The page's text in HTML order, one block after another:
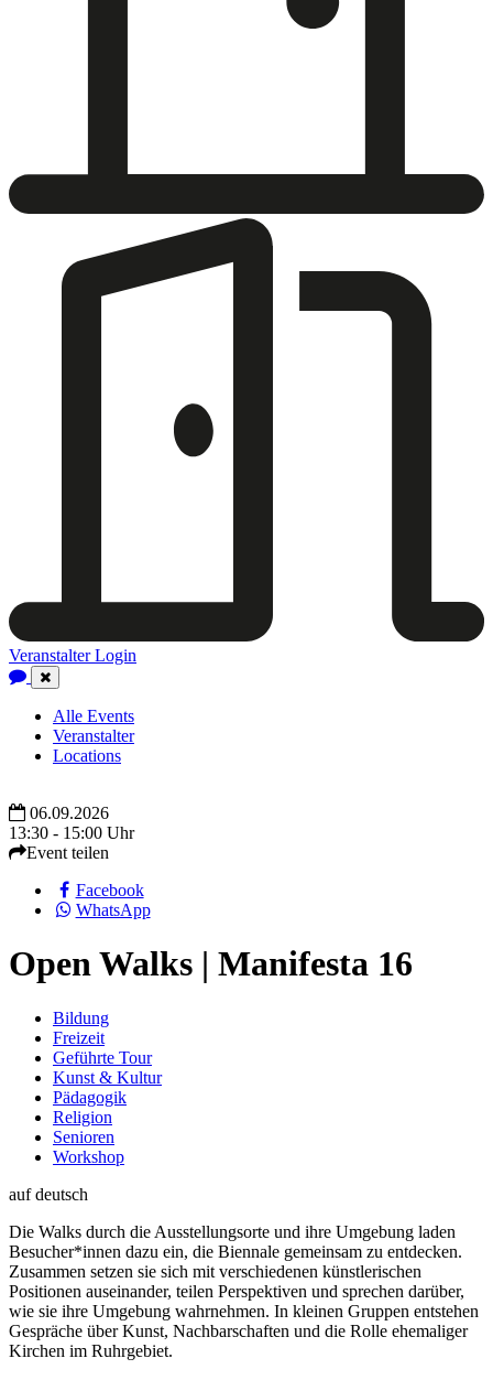
Veranstalter Login
Close
Navigation
Alle Events
Veranstalter
Locations
06.09.2026
13:30 - 15:00 Uhr
Event teilen
Facebook
WhatsApp
Open Walks | Manifesta 16
Bildung
Freizeit
Geführte Tour
Kunst & Kultur
Pädagogik
Religion
Senioren
Workshop
auf deutsch
Die Walks durch die Ausstellungsorte und ihre Umgebung laden
Besucher*innen dazu ein, die Biennale gemeinsam zu entdecken.
Zusammen setzen sie sich mit verschiedenen künstlerischen
Positionen auseinander, teilen Perspektiven und sprechen darüber,
wie sie ihre Umgebung wahrnehmen. In kleinen Gruppen entstehen
Gespräche über Kunst, Nachbarschaften und die Rolle ehemaliger
Kirchen im Ruhrgebiet.